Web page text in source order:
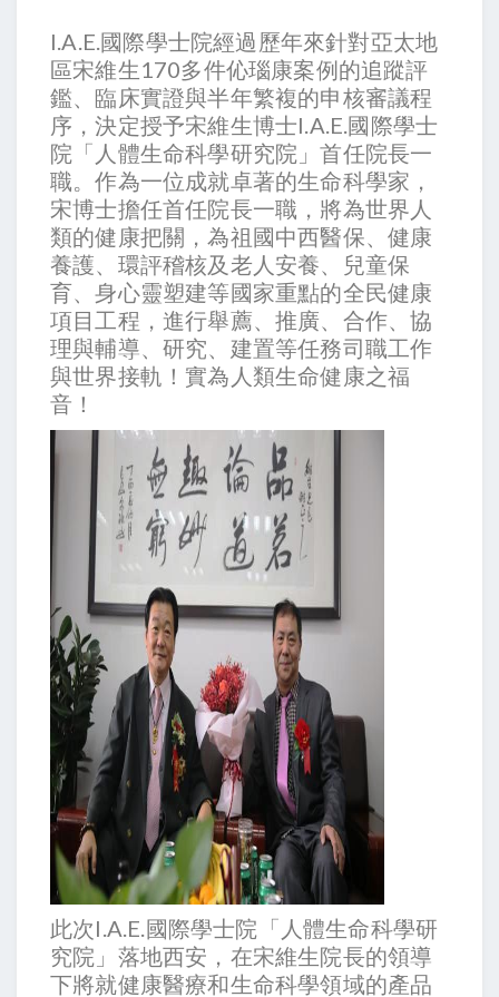
I.A.E.國際學士院經過歷年來針對亞太地
區宋維生170多件伈瑙康案例的追蹤評
鑑、臨床實證與半年繁複的申核審議程
序，決定授予宋維生博士I.A.E.國際學士
院「人體生命科學研究院」首任院長一
職。作為一位成就卓著的生命科學家，
宋博士擔任首任院長一職，將為世界人
類的健康把關，為祖國中西醫保、健康
養護、環評稽核及老人安養、兒童保
育、身心靈塑建等國家重點的全民健康
項目工程，進行舉薦、推廣、合作、協
理與輔導、研究、建置等任務司職工作
與世界接軌！實為人類生命健康之福
音！
此次I.A.E.國際學士院「人體生命科學研
究院」落地西安，在宋維生院長的領導
下將就健康醫療和生命科學領域的產品